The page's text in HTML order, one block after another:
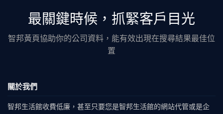
最關鍵時候，抓緊客戶目光
智邦黃頁協助你的公司資料，能有效出現在搜尋結果最佳位
置
關於我們
智邦生活館收費低廉，甚至只要您是智邦生活館的網站代管或是企